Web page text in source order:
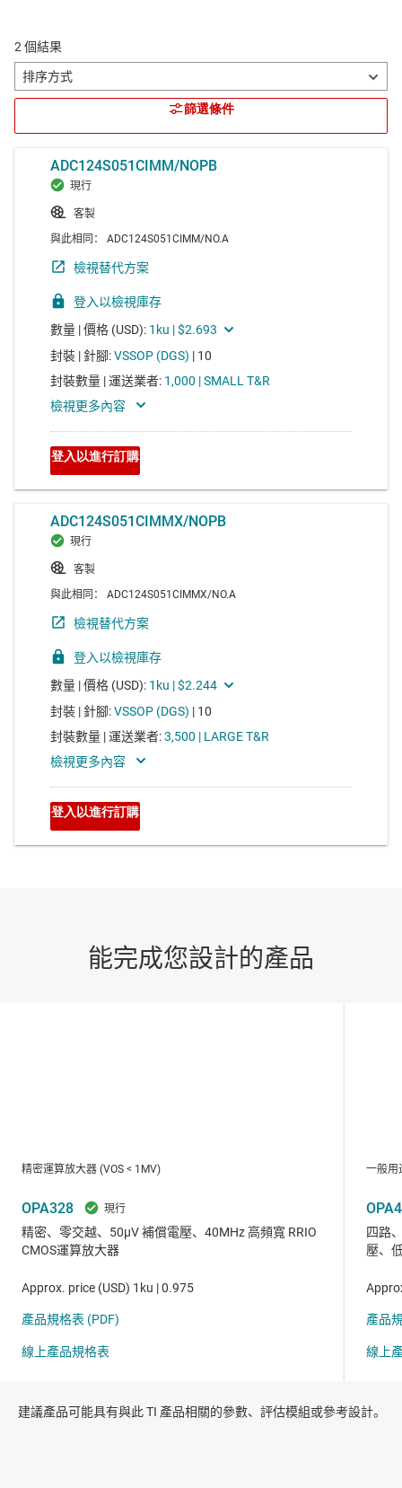
建議產品可能具有與此 TI 產品相關的參數、評估模組或參考設計。